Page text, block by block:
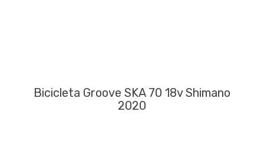
Bicicleta Groove SKA 70 18v Shimano
2020